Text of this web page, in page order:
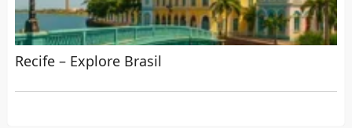
Recife – Explore Brasil